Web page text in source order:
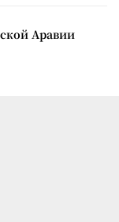
Аравии